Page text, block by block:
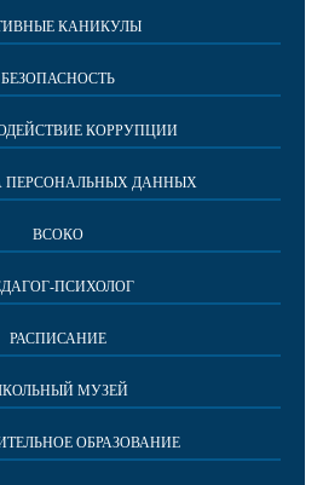
КАНИКУЛЫ
БЕЗОПАСНОСТЬ
КОРРУПЦИИ
ПЕРСОНАЛЬНЫХ ДАННЫХ
ВСОКО
ПСИХОЛОГ
РАСПИСАНИЕ
МУЗЕЙ
ОБРАЗОВАНИЕ